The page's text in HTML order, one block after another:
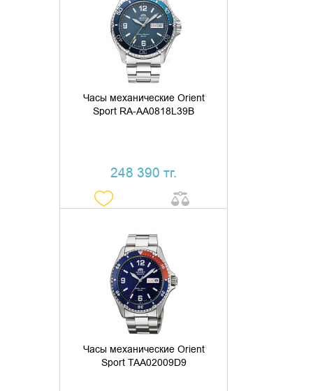
Часы механические Orient
Sport RA-AA0818L39B
248 390 тг.
КУПИТЬ В 1 КЛИК
Часы механические Orient
Sport TAA02009D9
ДОБАВИТЬ В КОРЗИНУ
КУПИТЬ В 1 КЛИК